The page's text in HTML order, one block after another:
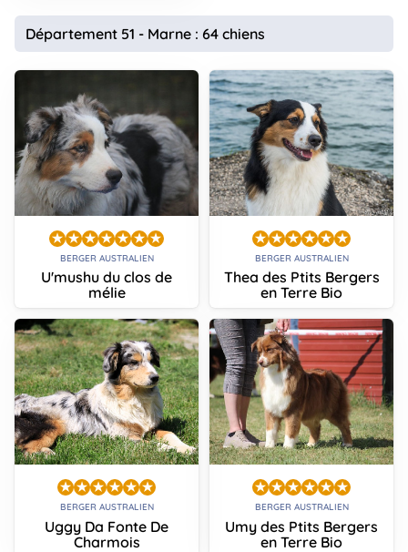
Département 51 - Marne : 64 chiens
BERGER AUSTRALIEN
U'mushu du clos de
mélie
BERGER AUSTRALIEN
Thea des Ptits Bergers
en Terre Bio
BERGER AUSTRALIEN
Uggy Da Fonte De
Charmois
BERGER AUSTRALIEN
Umy des Ptits Bergers
en Terre Bio